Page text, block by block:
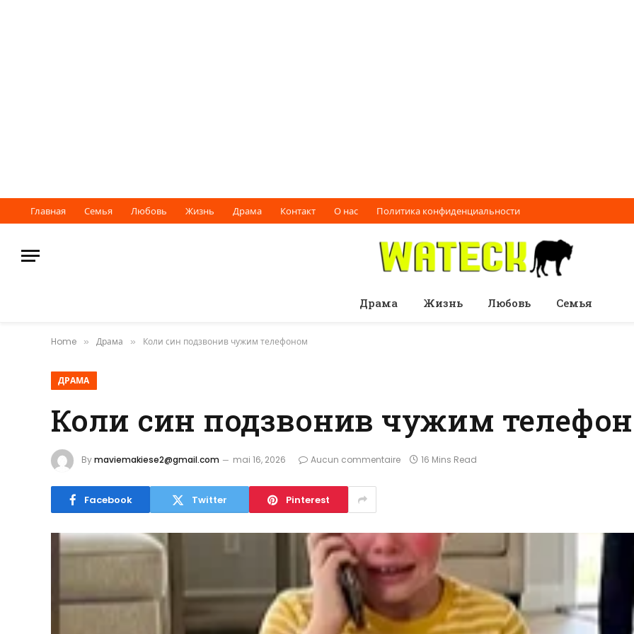
Главная Семья Любовь Жизнь Драма Контакт О нас Политика конфиденциальности
Драма Жизнь Любовь Семья
Home » Драма » Коли син подзвонив чужим телефоном
ДРАМА
Коли син подзвонив чужим
Bymaviemakiese2@gmail.com mai 16, 2026 Aucun commentaire 16 Mins Read
Facebook Twitter Pinterest